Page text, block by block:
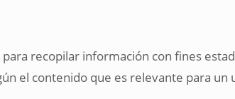
recopilar información con fines
el contenido que es relevante para un